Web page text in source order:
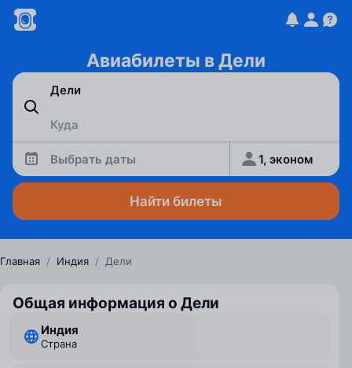
Авиабилеты в Дели
Выбрать даты 1, эконом
Найти билеты
Главная / Индия / Дели
Общая информация о Дели
Индия
Страна